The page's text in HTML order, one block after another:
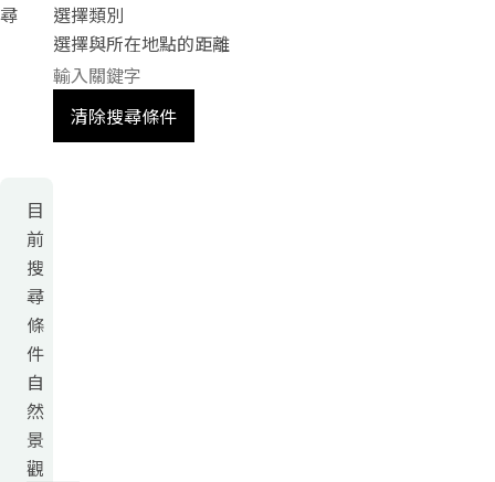
尋
選擇類別
選擇與所在地點的距離
清除搜尋條件
目
前
搜
尋
條
件
自
然
景
觀